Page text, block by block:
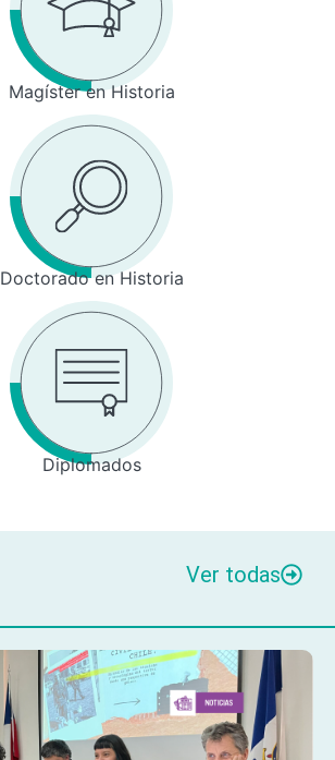
Magíster en Historia
Doctorado en Historia
Diplomados
Ver todas